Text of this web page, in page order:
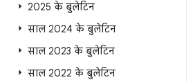
2025 के बुलेटिन
साल 2024 के बुलेटिन
साल 2023 के बुलेटिन
साल 2022 के बुलेटिन